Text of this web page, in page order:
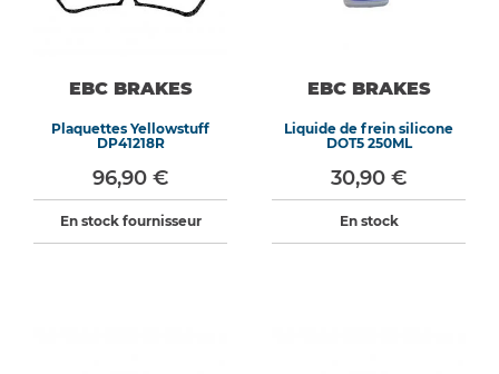
EBC BRAKES
Plaquettes Yellowstuff
DP41218R
96,90 €
En stock fournisseur
EBC BRAKES
Liquide de frein silicone
DOT5 250ML
30,90 €
En stock